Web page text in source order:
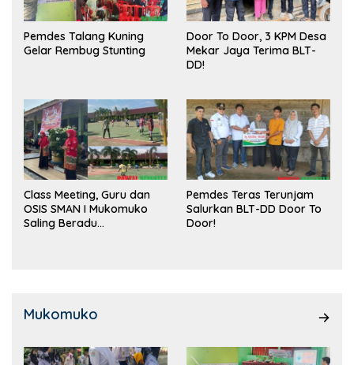
Pemdes Talang Kuning
Gelar Rembug Stunting
Door To Door, 3 KPM Desa
Mekar Jaya Terima BLT-
DD!
Class Meeting, Guru dan
OSIS SMAN I Mukomuko
Saling Beradu
Pemdes Teras Terunjam
Salurkan BLT-DD Door To
Door!
Mukomuko